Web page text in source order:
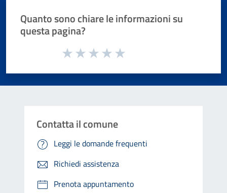
Quanto sono chiare le informazioni su
questa pagina?
Valuta da 1 a 5 stelle la pagina
Contatta il comune
Leggi le domande frequenti
Richiedi assistenza
Prenota appuntamento